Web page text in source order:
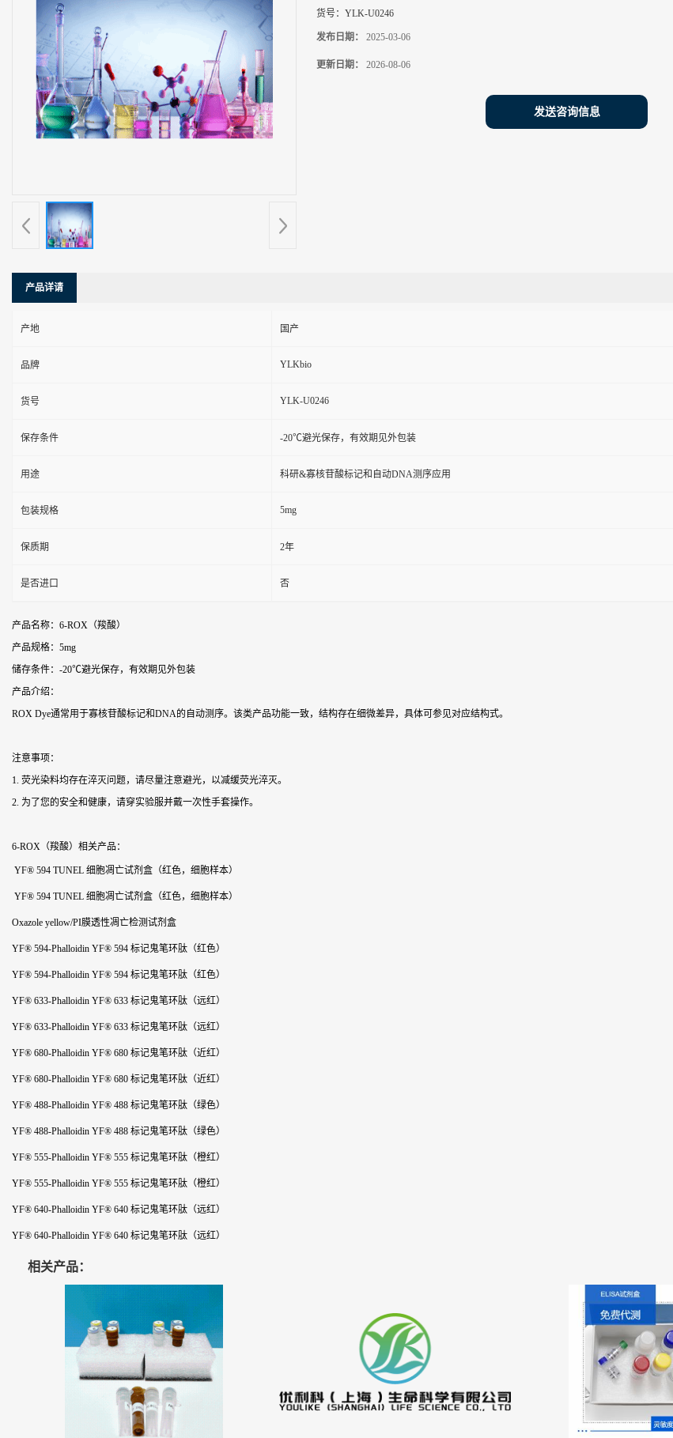
货号： YLK-U0246
发布日期： 2025-03-06
更新日期： 2026-08-06
发送咨询信息
产品详请
产地 国产
品牌 YLKbio
货号 YLK-U0246
保存条件 -20℃避光保存，有效期见外包装
用途 科研&寡核苷酸标记和自动DNA测序应用
包装规格 5mg
保质期 2年
是否进口 否
产品名称：6-ROX（羧酸）
产品规格：5mg
储存条件：-20℃避光保存，有效期见外包装
产品介绍：
ROX Dye通常用于寡核苷酸标记和DNA的自动测序。该类产品功能一致，结构存在细微差异，具体可参见对应结构式。
注意事项：
1. 荧光染料均存在淬灭问题，请尽量注意避光，以减缓荧光淬灭。
2. 为了您的安全和健康，请穿实验服并戴一次性手套操作。
6-ROX（羧酸） 相关产品：
YF® 594 TUNEL 细胞凋亡试剂盒（红色，细胞样本）
YF® 594 TUNEL 细胞凋亡试剂盒（红色，细胞样本）
Oxazole yellow/PI膜透性凋亡检测试剂盒
YF® 594-Phalloidin YF® 594 标记鬼笔环肽（红色）
YF® 594-Phalloidin YF® 594 标记鬼笔环肽（红色）
YF® 633-Phalloidin YF® 633 标记鬼笔环肽（远红）
YF® 633-Phalloidin YF® 633 标记鬼笔环肽（远红）
YF® 680-Phalloidin YF® 680 标记鬼笔环肽（近红）
YF® 680-Phalloidin YF® 680 标记鬼笔环肽（近红）
YF® 488-Phalloidin YF® 488 标记鬼笔环肽（绿色）
YF® 488-Phalloidin YF® 488 标记鬼笔环肽（绿色）
YF® 555-Phalloidin YF® 555 标记鬼笔环肽（橙红）
YF® 555-Phalloidin YF® 555 标记鬼笔环肽（橙红）
YF® 640-Phalloidin YF® 640 标记鬼笔环肽（远红）
YF® 640-Phalloidin YF® 640 标记鬼笔环肽（远红）
相关产品：